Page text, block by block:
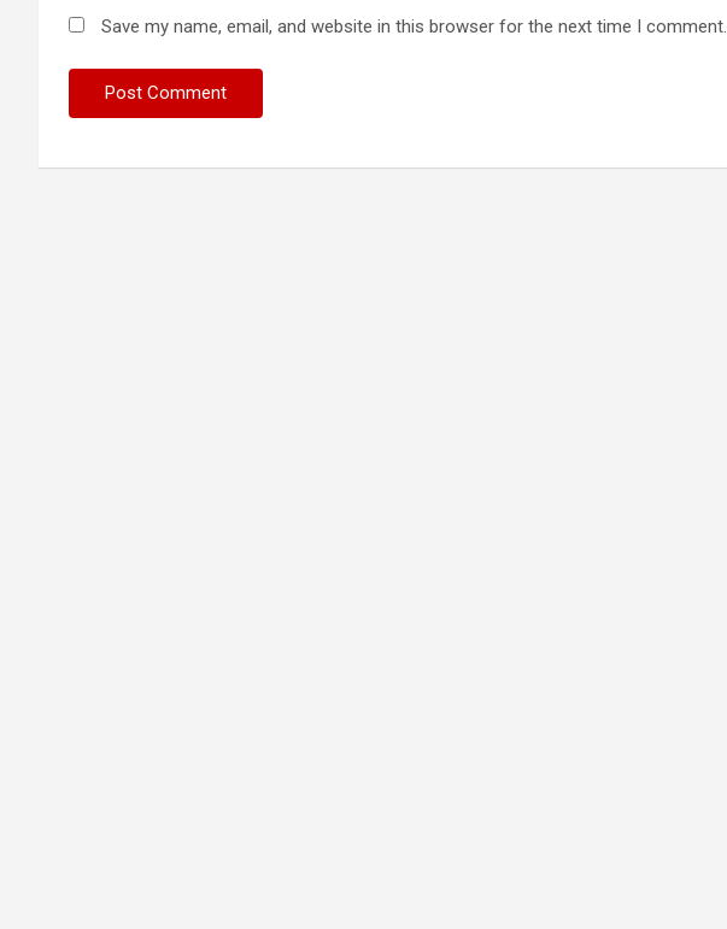
Save my name, email, and website in this browser for the next time I comment.